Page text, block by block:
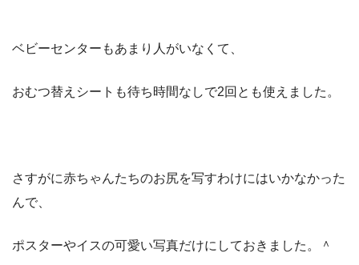
ベビーセンターもあまり人がいなくて、
おむつ替えシートも待ち時間なしで2回とも使えました。
さすがに赤ちゃんたちのお尻を写すわけにはいかなかった
んで、
ポスターやイスの可愛い写真だけにしておきました。＾